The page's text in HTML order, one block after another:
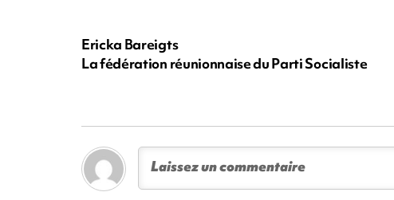
Ericka Bareigts
La fédération réunionnaise du Parti Socialiste